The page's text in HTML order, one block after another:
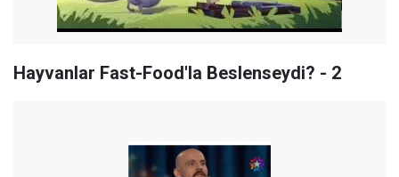
Hayvanlar Fast-Food'la Beslenseydi? - 2